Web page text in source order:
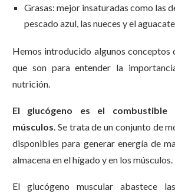
Grasas: mejor insaturadas como las
pescado azul, las nueces y el aguacate.
Hemos introducido algunos conceptos
que son para entender la
nutrición.
El glucógeno es el combustible
músculos . Se trata de un conjunto de
disponibles para generar energía de
almacena en el hígado y en los músculos.
El glucógeno muscular abastece